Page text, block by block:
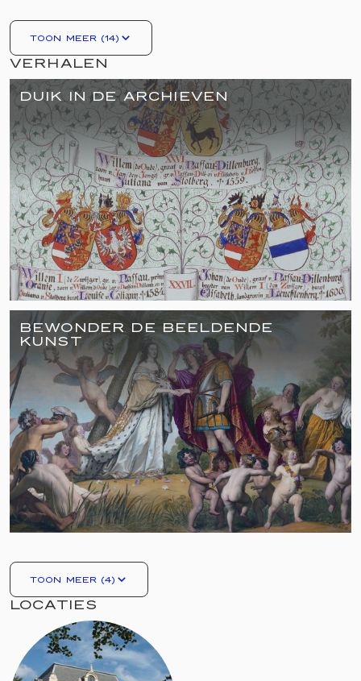
TOON MEER (14)
VERHALEN
DUIK IN DE ARCHIEVEN
BEWONDER DE BEELDENDE
KUNST
TOON MEER (4)
LOCATIES